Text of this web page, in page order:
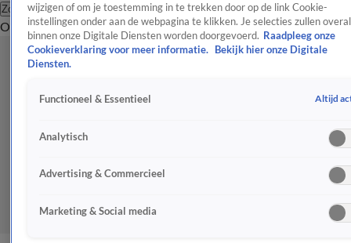
Zoeken
OverzichtEntertainmentSpraakmakendRealityCrimeVideo's
wijzigen of om je toestemming in te trekken door op de link Cookie-
instellingen onder aan de webpagina te klikken. Je selecties zullen overal
binnen onze Digitale Diensten worden doorgevoerd. Raadpleeg onze
Cookieverklaring voor meer informatie.
Bekijk hier onze Digitale
Diensten.
Functioneel & Essentieel Altijd
Analytisch
Advertising & Commercieel
Marketing & Social media